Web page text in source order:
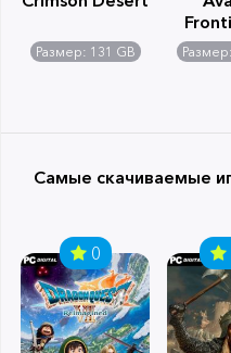
Размер: 131 GB
Самые скачиваемые
0